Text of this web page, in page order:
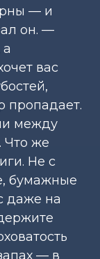
— и
он. —
вас
пропадает.
между
Что же
Не с
бумажные
даже на
— в